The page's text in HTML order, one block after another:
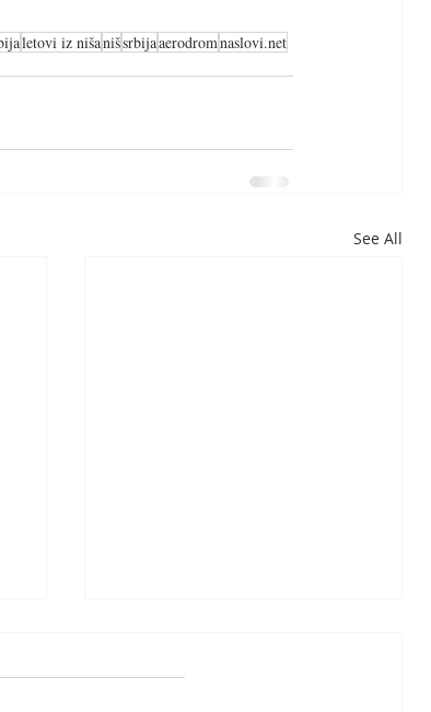
letovi iz nišanišsrbijaaerodromnaslovi.net
See All